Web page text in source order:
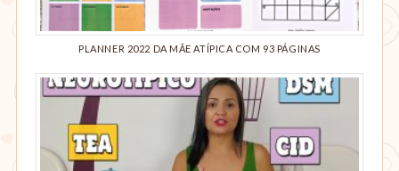
PLANNER 2022 DA MÃE ATÍPICA COM 93 PÁGINAS